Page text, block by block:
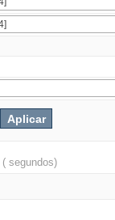
( segundos)